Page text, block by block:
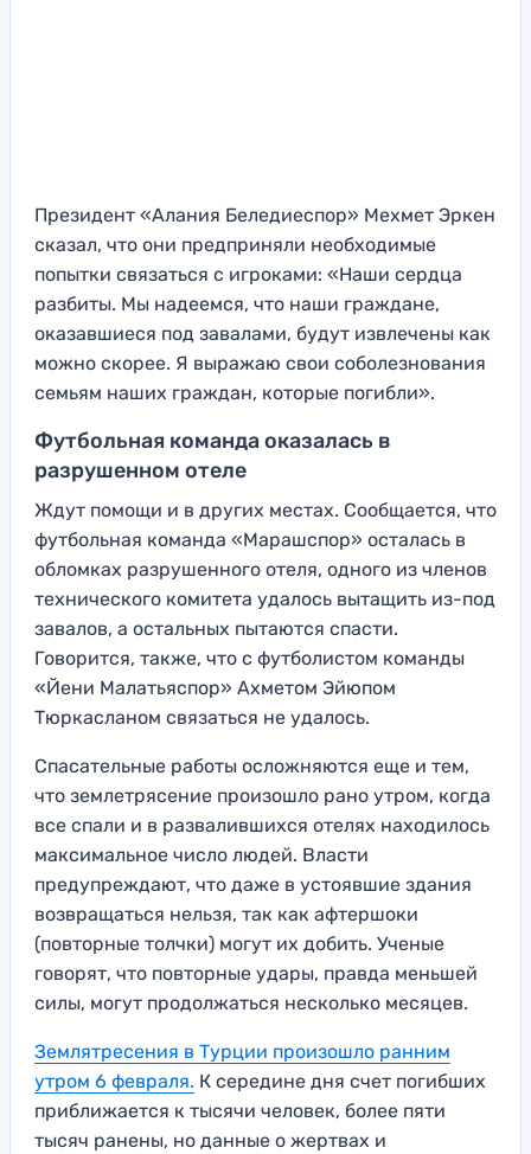
Президент «Алания Беледиеспор» Мехмет Эркен
сказал, что они предприняли необходимые
попытки связаться с игроками: «Наши сердца
разбиты. Мы надеемся, что наши граждане,
оказавшиеся под завалами, будут извлечены как
можно скорее. Я выражаю свои соболезнования
семьям наших граждан, которые погибли».
Футбольная команда оказалась в
разрушенном отеле
Ждут помощи и в других местах. Сообщается, что
футбольная команда «Марашспор» осталась в
обломках разрушенного отеля, одного из членов
технического комитета удалось вытащить из-под
завалов, а остальных пытаются спасти.
Говорится, также, что с футболистом команды
«Йени Малатьяспор» Ахметом Эйюпом
Тюркасланом связаться не удалось.
Спасательные работы осложняются еще и тем,
что землетрясение произошло рано утром, когда
все спали и в развалившихся отелях находилось
максимальное число людей. Власти
предупреждают, что даже в устоявшие здания
возвращаться нельзя, так как афтершоки
(повторные толчки) могут их добить. Ученые
говорят, что повторные удары, правда меньшей
силы, могут продолжаться несколько месяцев.
Землятресения в Турции произошло ранним
утром 6 февраля. К середине дня счет погибших
приближается к тысячи человек, более пяти
тысяч ранены, но данные о жертвах и